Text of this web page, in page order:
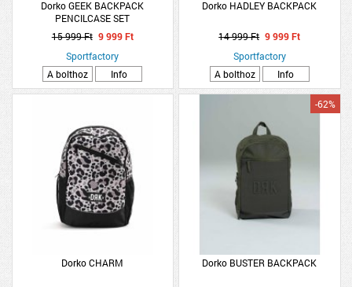
Dorko GEEK BACKPACK
PENCILCASE SET
15 999 Ft 9 999 Ft
Sportfactory
A bolthoz
Info
Dorko HADLEY BACKPACK
14 999 Ft 9 999 Ft
Sportfactory
A bolthoz
Info
Dorko CHARM Dorko BUSTER BACKPACK
-62%